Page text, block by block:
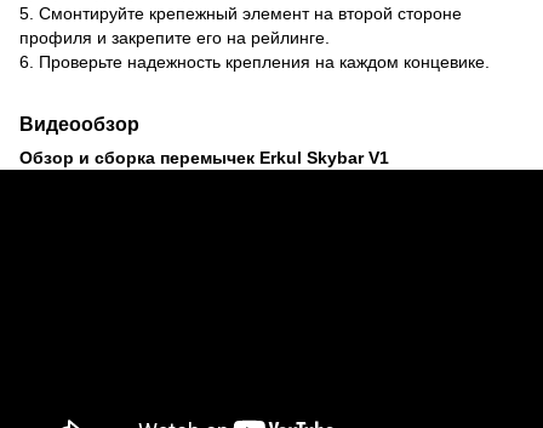
5. Смонтируйте крепежный элемент на второй стороне
профиля и закрепите его на рейлинге.
6. Проверьте надежность крепления на каждом концевике.
Видеообзор
Обзор и сборка перемычек Erkul Skybar V1